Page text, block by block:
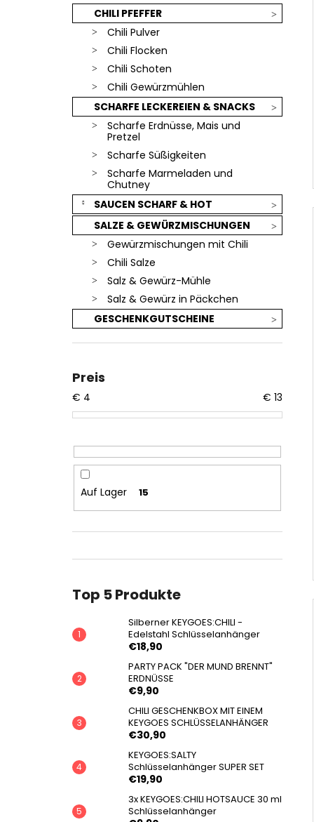
CHILI PFEFFER
Chili Pulver
Chili Flocken
Chili Schoten
Chili Gewürzmühlen
SCHARFE LECKEREIEN & SNACKS
Scharfe Erdnüsse, Mais und
Pretzel
Scharfe Süßigkeiten
Scharfe Marmeladen und
Chutney
SAUCEN SCHARF & HOT
SALZE & GEWÜRZMISCHUNGEN
Gewürzmischungen mit Chili
Chili Salze
Salz & Gewürz-Mühle
Salz & Gewürz in Päckchen
GESCHENKGUTSCHEINE
Preis
€ 4 € 13
Auf Lager 15
Top 5 Produkte
Silberner KEYGOES:CHILI -
Edelstahl Schlüsselanhänger
€18,90
PARTY PACK "DER MUND BRENNT"
ERDNÜSSE
€9,90
CHILI GESCHENKBOX MIT EINEM
KEYGOES SCHLÜSSELANHÄNGER
€30,90
KEYGOES:SALTY
Schlüsselanhänger SUPER SET
€19,90
3x KEYGOES:CHILI HOTSAUCE 30 ml
Schlüsselanhänger